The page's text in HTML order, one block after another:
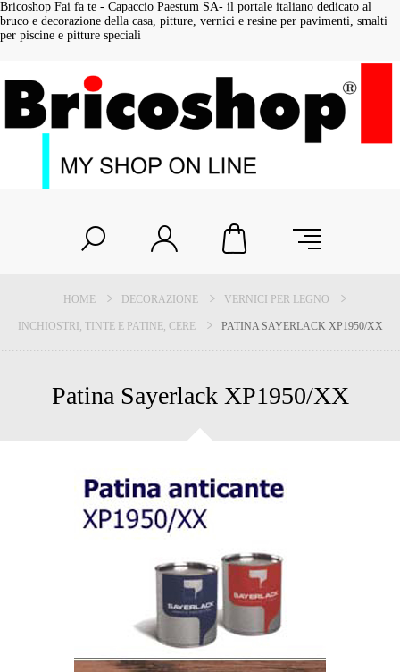
Bricoshop Fai fa te - Capaccio Paestum SA- il portale italiano dedicato al
bruco e decorazione della casa, pitture, vernici e resine per pavimenti, smalti
per piscine e pitture speciali
HOME DECORAZIONE VERNICI PER LEGNO
INCHIOSTRI, TINTE E PATINE, CERE PATINA SAYERLACK XP1950/XX
Patina Sayerlack XP1950/XX